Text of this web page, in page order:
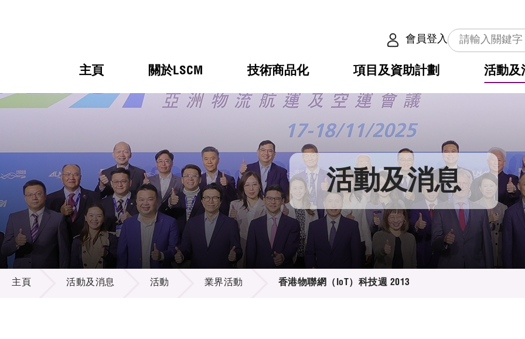
會員登入
主頁 關於LSCM
熱門 機構簡介
組織架構
組織架構
董事局
研究顧問
招標通告
技術商品化
熱門 服務
可獲授權之技術
應用於公共服務之創新技術
重點項目
項目及資助計劃
熱門 合作計劃
資助計劃
資助計劃
稅務優惠
申請
評審
徵求研發項目計劃書
項目資料庫
活動及
熱門 活動
獎項
新聞中心
媒體報導
新聞稿
資訊中心
多媒體
出版刊物
熱門 會籍及服務
會員列表
會員登入 活動及消息
活動及消息
主頁 活動及消息 活動 業界活動 香港物聯網（IoT）科技週 2013